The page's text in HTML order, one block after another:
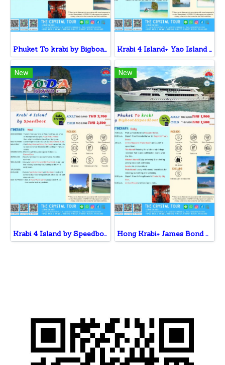
Phuket To krabi by Bigboat&Speedboat Krabi 4 Island+ Yao Island by Speedboat
New
Krabi 4 Island by Speedboat
New
Hong Krabi+ James Bond by Speedboat